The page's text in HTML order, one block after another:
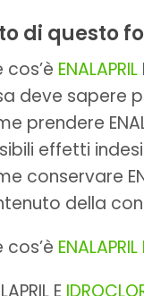
di questo
cos’è ENALAPRIL
deve sapere
prendere
effetti
conservare
della
cos’è
E